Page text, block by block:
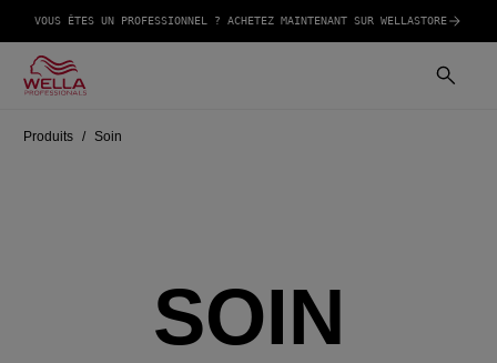
VOUS ÊTES UN PROFESSIONNEL ? ACHETEZ MAINTENANT SUR WELLASTORE
Produits Soin
SOIN